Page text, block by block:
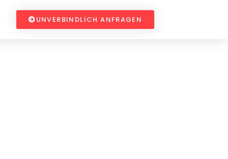
UNVERBINDLICH ANFRAGEN